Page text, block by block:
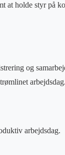
at holde styr på
og
arbejdsdag.
arbejdsdag.